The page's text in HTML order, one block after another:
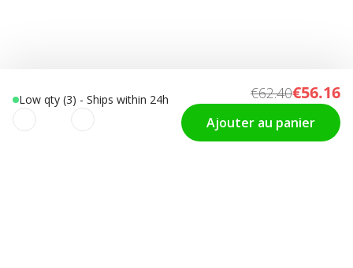
Low qty (3) - Ships within 24h €62.40€56.16
Ajouter au panier